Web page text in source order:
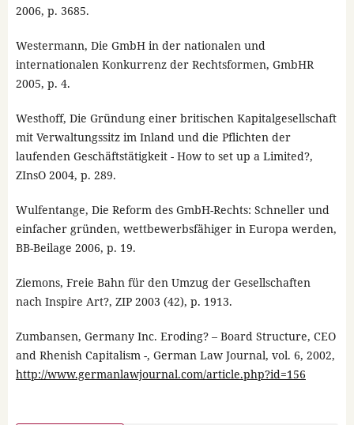
2006, p. 3685.
Westermann, Die GmbH in der nationalen und
internationalen Konkurrenz der Rechtsformen, GmbHR
2005, p. 4.
Westhoff, Die Gründung einer britischen Kapitalgesellschaft
mit Verwaltungssitz im Inland und die Pflichten der
laufenden Geschäftstätigkeit - How to set up a Limited?,
ZInsO 2004, p. 289.
Wulfentange, Die Reform des GmbH-Rechts: Schneller und
einfacher gründen, wettbewerbsfähiger in Europa werden,
BB-Beilage 2006, p. 19.
Ziemons, Freie Bahn für den Umzug der Gesellschaften
nach Inspire Art?, ZIP 2003 (42), p. 1913.
Zumbansen, Germany Inc. Eroding? – Board Structure, CEO
and Rhenish Capitalism -, German Law Journal, vol. 6, 2002,
http://www.germanlawjournal.com/article.php?id=156